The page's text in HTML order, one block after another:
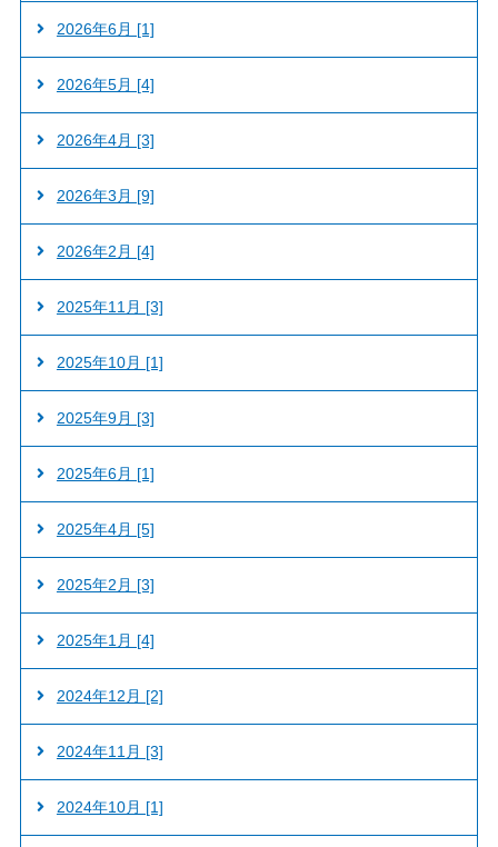
2026年6月 [1]
2026年5月 [4]
2026年4月 [3]
2026年3月 [9]
2026年2月 [4]
2025年11月 [3]
2025年10月 [1]
2025年9月 [3]
2025年6月 [1]
2025年4月 [5]
2025年2月 [3]
2025年1月 [4]
2024年12月 [2]
2024年11月 [3]
2024年10月 [1]